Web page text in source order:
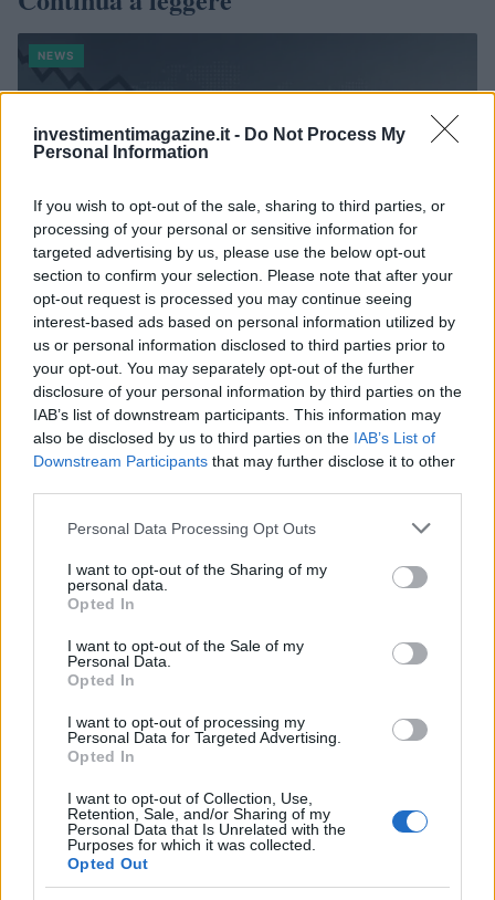
investimentimagazine.it - Do Not Process My
Personal Information
If you wish to opt-out of the sale, sharing to third parties, or
processing of your personal or sensitive information for
targeted advertising by us, please use the below opt-out
section to confirm your selection. Please note that after your
opt-out request is processed you may continue seeing
interest-based ads based on personal information utilized by
us or personal information disclosed to third parties prior to
your opt-out. You may separately opt-out of the further
disclosure of your personal information by third parties on the
IAB’s list of downstream participants. This information may
also be disclosed by us to third parties on the IAB’s List of
Downstream Participants that may further disclose it to other
Please note that this website/app uses one or more Google
not limited to your visit or usage behaviour. You may click to
grant or deny consent to Google and its third-party tags to
use your data for below specified purposes in below Google
consent section.
Personal Data Processing Opt Outs
I want to opt-out of the Sharing of my
personal data.
Opted In
I want to opt-out of the Sale of my
Personal Data.
Opted In
I want to opt-out of processing my
Personal Data for Targeted Advertising.
Opted In
I want to opt-out of Collection, Use,
Retention, Sale, and/or Sharing of my
Personal Data that Is Unrelated with the
Purposes for which it was collected.
Opted Out
NEWS
Petrolio in calo, Brent a 88.9 USD dopo un ribasso del 8.3%
Andrea Innocenti · 7 Ago 2026
NEWS
Petrolio in calo: Brent a 88.9 dollari, ribassi diffusi tra le
materie prime
Andrea Innocenti · 6 Ago 2026
NEWS